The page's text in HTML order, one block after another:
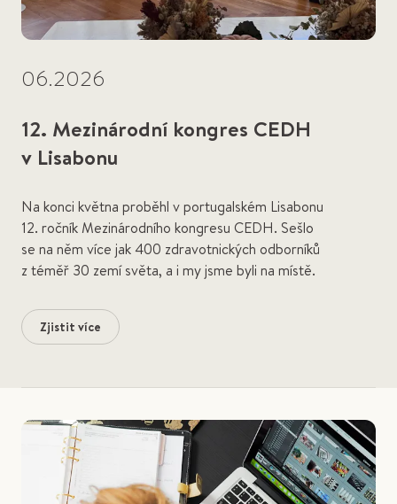
06.2026
12. Mezinárodní kongres CEDH
v Lisabonu
Na konci května proběhl v portugalském Lisabonu
12. ročník Mezinárodního kongresu CEDH. Sešlo
se na něm více jak 400 zdravotnických odborníků
z téměř 30 zemí světa, a i my jsme byli na místě.
Zjistit více